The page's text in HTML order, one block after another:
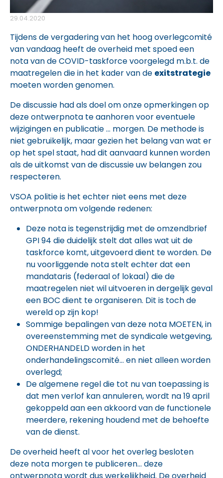
29.04.2020
Tijdens de vergadering van het hoog overlegcomité
van vandaag heeft de overheid met spoed een
nota van de COVID-taskforce voorgelegd m.b.t. de
maatregelen die in het kader van de exitstrategie
moeten worden genomen.
De discussie had als doel om onze opmerkingen op
deze ontwerpnota te aanhoren voor eventuele
wijzigingen en publicatie … morgen. De methode is
niet gebruikelijk, maar gezien het belang van wat er
op het spel staat, had dit aanvaard kunnen worden
als de uitkomst van de discussie uw belangen zou
respecteren.
VSOA politie is het echter niet eens met deze
ontwerpnota om volgende redenen:
Deze nota is tegenstrijdig met de omzendbrief
GPI 94 die duidelijk stelt dat alles wat uit de
taskforce komt, uitgevoerd dient te worden. De
nu voorliggende nota stelt echter dat een
mandataris (federaal of lokaal) die de
maatregelen niet wil uitvoeren in dergelijk geval
een BOC dient te organiseren. Dit is toch de
wereld op zijn kop!
Sommige bepalingen van deze nota MOETEN, in
overeenstemming met de syndicale wetgeving,
ONDERHANDELD worden in het
onderhandelingscomité… en niet alleen worden
overlegd;
De algemene regel die tot nu van toepassing is
dat men verlof kan annuleren, wordt na 19 april
gekoppeld aan een akkoord van de functionele
meerdere, rekening houdend met de behoefte
van de dienst.
De overheid heeft al voor het overleg besloten
deze nota morgen te publiceren… deze